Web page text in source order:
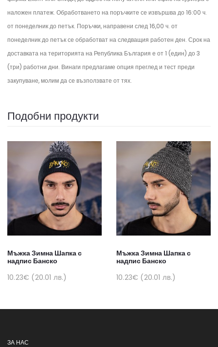
наложен платеж. Обработването на поръчките се извършва до 16:00 ч.
от понеделник до петък. Поръчки, направени след 16,00 ч. от
понеделник до петък се обработват на следващия работен ден. Срок на
доставката на територията на Република България е от 1 (един) до 3
(три) работни дни. Винаги предлагаме опция преглед и тест преди
закупуване, молим да се възползвате от тях.
Подобни продукти
Мъжка Зимна Шапка с
надпис Банско
10.23€ (20.01 лв.)
Мъжка Зимна Шапка с
надпис Банско
10.23€ (20.01 лв.)
ЗА НАС